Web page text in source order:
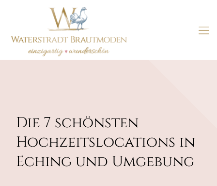
Die 7 schönsten
Hochzeitslocations in
Eching und Umgebung